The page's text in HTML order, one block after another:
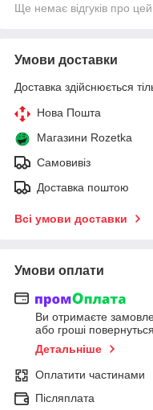
Ще немає відгуків про
Умови доставки
Доставка здійснюється
Нова Пошта
Магазини Rozetka
Самовивіз
Доставка поштою
Всі умови доставки
Умови оплати
Ви отримаєте
або гроші
Детальніше
Оплатити частинами
Післяплата